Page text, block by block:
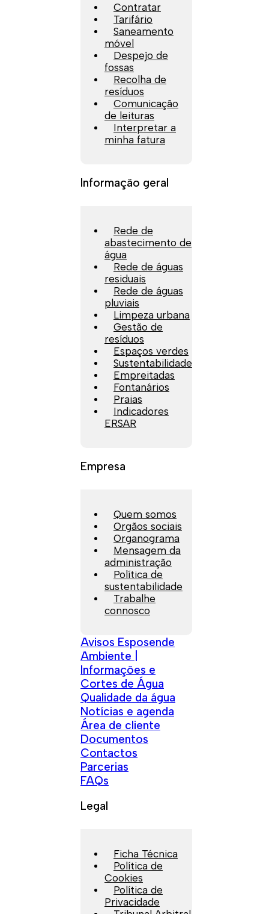
Contratar
Tarifário
Saneamento
móvel
Despejo de
fossas
Recolha de
resíduos
Comunicação
de leituras
Interpretar a
minha fatura
Informação geral
Rede de
abastecimento de
água
Rede de águas
residuais
Rede de águas
pluviais
Limpeza urbana
Gestão de
resíduos
Espaços verdes
Sustentabilidade
Empreitadas
Fontanários
Praias
Indicadores
ERSAR
Empresa
Quem somos
Orgãos sociais
Organograma
Mensagem da
administração
Política de
sustentabilidade
Trabalhe
connosco
Avisos Esposende
Ambiente |
Informações e
Cortes de Água
Qualidade da água
Notícias e agenda
Área de cliente
Documentos
Contactos
Parcerias
FAQs
Legal
Ficha Técnica
Política de
Cookies
Política de
Privacidade